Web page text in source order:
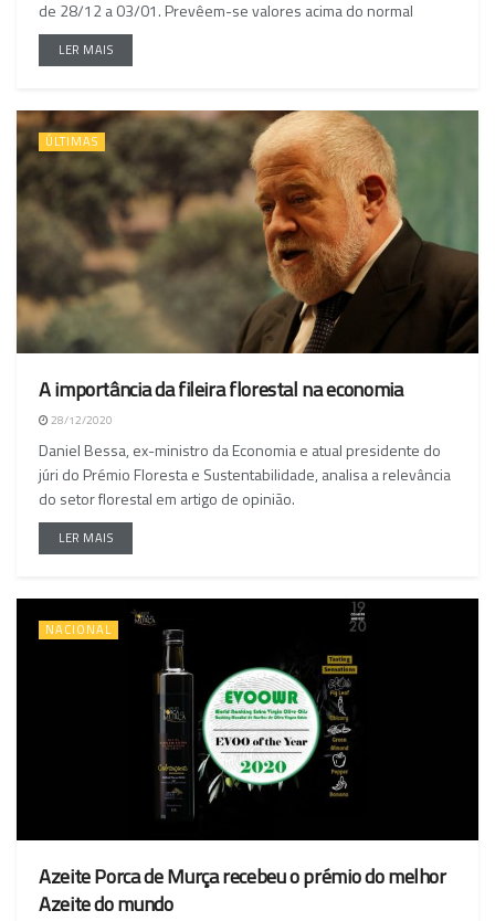
de 28/12 a 03/01. Prevêem-se valores acima do normal
LER MAIS
ÚLTIMAS
A importância da fileira florestal na economia
28/12/2020
Daniel Bessa, ex-ministro da Economia e atual presidente do
júri do Prémio Floresta e Sustentabilidade, analisa a relevância
do setor florestal em artigo de opinião.
LER MAIS
NACIONAL
Azeite Porca de Murça recebeu o prémio do melhor
Azeite do mundo